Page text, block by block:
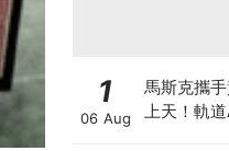
1
06 Aug
馬斯克攜
上天！軌